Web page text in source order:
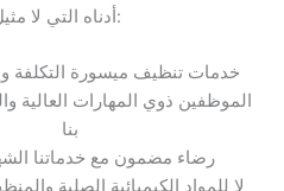
أدناه التي لا مثيل لها:
خدمات تنظيف ميسورة التكلفة
الموظفين ذوي المهارات العالية
بنا
100٪ رضاء مضمون مع خدماتنا
لا للمواد الكيميائية الصلبة